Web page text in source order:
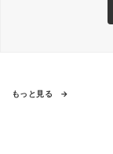
もっと見る